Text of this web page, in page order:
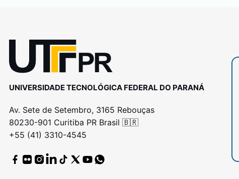
UNIVERSIDADE TECNOLÓGICA FEDERAL DO PARANÁ
Av. Sete de Setembro, 3165 Rebouças
80230-901 Curitiba PR Brasil 🇧🇷
+55 (41) 3310-4545